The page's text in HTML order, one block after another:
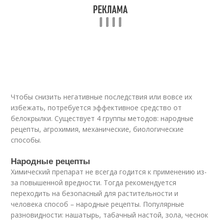
Чтобы снизить негативные последствия или вовсе их
избежать, потребуется эффективное средство от
белокрылки. Существует 4 группы методов: народные
рецепты, агрохимия, механические, биологические
способы.
Народные рецепты
Химический препарат не всегда годится к применению из-
за повышенной вредности. Тогда рекомендуется
переходить на безопасный для растительности и
человека способ – народные рецепты. Популярные
разновидности: нашатырь, табачный настой, зола, чеснок